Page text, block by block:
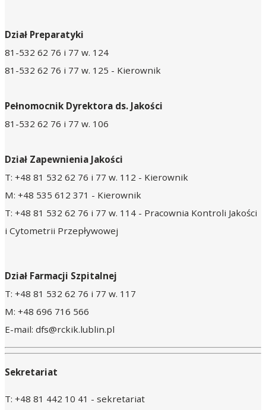
Dział Preparatyki
81-532 62 76 i 77 w. 124
81-532 62 76 i 77 w. 125 - Kierownik
Pełnomocnik Dyrektora ds. Jakości
81-532 62 76 i 77 w. 106
Dział Zapewnienia Jakości
T: +48 81 532 62 76 i 77 w. 112 - Kierownik
M: +48 535 612 371 - Kierownik
T: +48 81 532 62 76 i 77 w. 114 - Pracownia Kontroli Jakości
i Cytometrii Przepływowej
Dział Farmacji Szpitalnej
T: +48 81 532 62 76 i 77 w. 117
M: +48 696 716 566
E-mail: dfs@rckik.lublin.pl
Sekretariat
T: +48 81 442 10 41 - sekretariat